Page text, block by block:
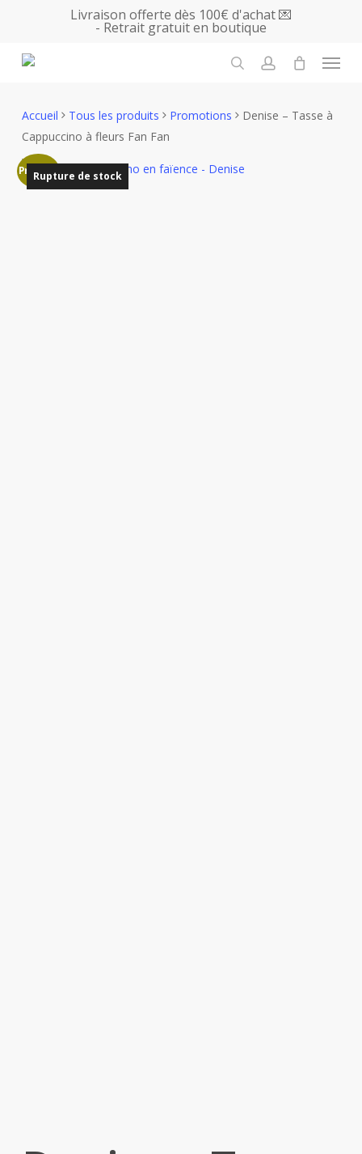
main
Livraison offerte dès 100€ d'achat 💌
- Retrait gratuit en boutique
Menu
Accueil Tous les produits Promotions
Denise – Tasse à
Cappuccino à fleurs Fan Fan
Promo !
Rupture de stock